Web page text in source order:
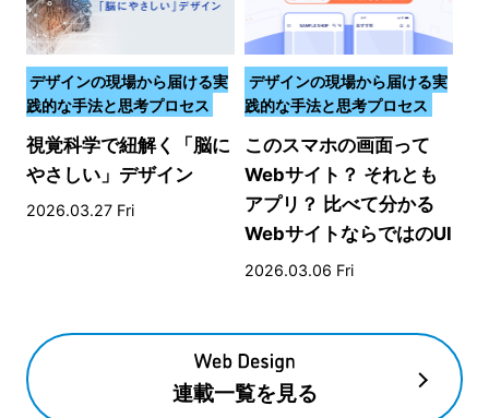
デザインの現場から届ける実
践的な手法と思考プロセス
視覚科学で紐解く「脳に
やさしい」デザイン
2026.03.27 Fri
デザインの現場から届ける実
践的な手法と思考プロセス
このスマホの画面って
Webサイト？ それとも
アプリ？ 比べて分かる
WebサイトならではのUI
とデザイン
2026.03.06 Fri
連載一覧を見る